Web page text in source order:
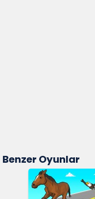
Benzer Oyunlar